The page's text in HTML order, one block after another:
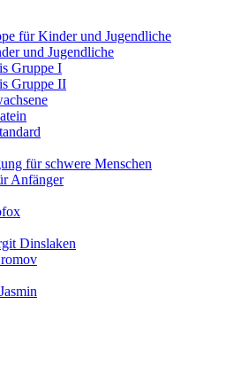
für Kinder und Jugendliche
und Jugendliche​
Gruppe I
Gruppe II
für schwere Menschen​
Anfänger
Dinslaken